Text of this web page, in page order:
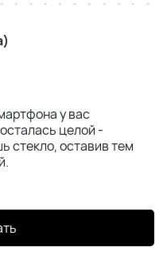
у вас
целой -
стекло, оставив тем